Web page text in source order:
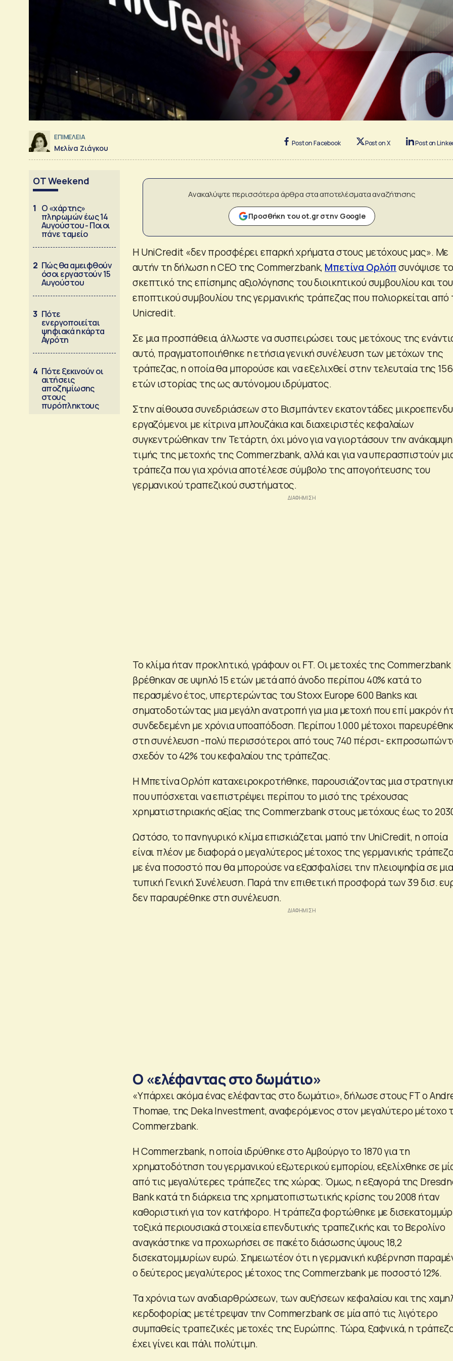
ΕΠΙΜΕΛΕΙΑ
Μελίνα Ζιάγκου
Post on Facebook Post on X Post on
OT Weekend
1 Ο «χάρτης»
πληρωμών έως 14
Αυγούστου - Ποιοι
πάνε ταμείο
2 Πώς θα αμειφθούν
όσοι εργαστούν 15
Αυγούστου
3 Πότε
ενεργοποιείται
ψηφιακά η κάρτα
Αγρότη
4 Πότε ξεκινούν οι
αιτήσεις
αποζημίωσης
στους
πυρόπληκτους
Ανακαλύψτε περισσότερα άρθρα στα αποτελέσματα αναζήτησης
Προσθήκη του ot.gr στην Google
Η UniCredit «δεν προσφέρει επαρκή χρήματα στους μετόχους μας». Με
αυτήν τη δήλωση η CEO της Commerzbank, Μπετίνα Ορλόπσυνόψισε το
σκεπτικό της επίσημης αξιολόγησης του διοικητικού συμβουλίου και του
εποπτικού συμβουλίου της γερμανικής τράπεζας που πολιορκείται από
Unicredit.
Σε μια προσπάθεια, άλλωστε να συσπειρώσει τους μετόχους της
αυτό, πραγματοποιήθηκε η ετήσια γενική συνέλευση των μετόχων της
τράπεζας, η οποία θα μπορούσε και να εξελιχθεί στην τελευταία της 156
ετών ιστορίας της ως αυτόνομου ιδρύματος.
Στην αίθουσα συνεδριάσεων στο Βισμπάντεν εκατοντάδες
εργαζόμενοι με κίτρινα μπλουζάκια και διαχειριστές κεφαλαίων
συγκεντρώθηκαν την Τετάρτη, όχι μόνο για να γιορτάσουν την
τιμής της μετοχής της Commerzbank, αλλά και για να υπερασπιστούν
τράπεζα που για χρόνια αποτέλεσε σύμβολο της απογοήτευσης του
γερμανικού τραπεζικού συστήματος.
Το κλίμα ήταν προκλητικό, γράφουν οι FT. Οι μετοχές της Commerzbank
βρέθηκαν σε υψηλό 15 ετών μετά από άνοδο περίπου 40% κατά το
περασμένο έτος, υπερτερώντας του Stoxx Europe 600 Banks και
σηματοδοτώντας μια μεγάλη ανατροπή για μια μετοχή που επί μακρόν
συνδεδεμένη με χρόνια υποαπόδοση. Περίπου 1.000 μέτοχοι
στη συνέλευση -πολύ περισσότεροι από τους 740 πέρσι-
σχεδόν το 42% του κεφαλαίου της τράπεζας.
Η Μπετίνα Ορλόπ καταχειροκροτήθηκε, παρουσιάζοντας μια
που υπόσχεται να επιστρέψει περίπου το μισό της τρέχουσας
χρηματιστηριακής αξίας της Commerzbank στους μετόχους έως το
Ωστόσο, το πανηγυρικό κλίμα επισκιάζεται μαπό την UniCredit, η οποία
είναι πλέον με διαφορά ο μεγαλύτερος μέτοχος της γερμανικής
με ένα ποσοστό που θα μπορούσε να εξασφαλίσει την πλειοψηφία σε μια
τυπική Γενική Συνέλευση. Παρά την επιθετική προσφορά των 39 δισ.
δεν παραυρέθηκε στη συνέλευση.
Ο «ελέφαντας στο δωμάτιο»
«Υπάρχει ακόμα ένας ελέφαντας στο δωμάτιο», δήλωσε στους FT ο
Thomae, της Deka Investment, αναφερόμενος στον μεγαλύτερο μέτοχο
Commerzbank.
Η Commerzbank, η οποία ιδρύθηκε στο Αμβούργο το 1870 για τη
χρηματοδότηση του γερμανικού εξωτερικού εμπορίου, εξελίχθηκε σε
από τις μεγαλύτερες τράπεζες της χώρας. Όμως, η εξαγορά της
Bank κατά τη διάρκεια της χρηματοπιστωτικής κρίσης του 2008 ήταν
καθοριστική για τον κατήφορο. Η τράπεζα φορτώθηκε με
τοξικά περιουσιακά στοιχεία επενδυτικής τραπεζικής και το Βερολίνο
αναγκάστηκε να προχωρήσει σε πακέτο διάσωσης ύψους 18,2
δισεκατομμυρίων ευρώ. Σημειωτέον ότι η γερμανική κυβέρνηση
ο δεύτερος μεγαλύτερος μέτοχος της Commerzbank με ποσοστό 12%.
Τα χρόνια των αναδιαρθρώσεων, των αυξήσεων κεφαλαίου και της
κερδοφορίας μετέτρεψαν την Commerzbank σε μία από τις λιγότερο
συμπαθείς τραπεζικές μετοχές της Ευρώπης. Τώρα, ξαφνικά, η
έχει γίνει και πάλι πολύτιμη.